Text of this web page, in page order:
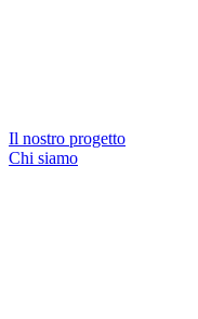
Il nostro progetto
Chi siamo